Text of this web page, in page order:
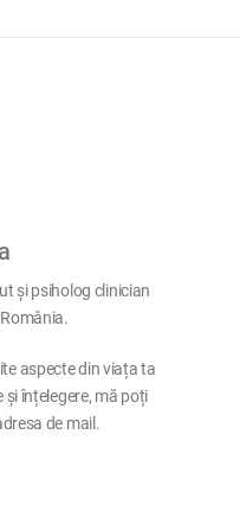
și psiholog clinician
aspecte din viața ta
înțelegere, mă poți
de mail.